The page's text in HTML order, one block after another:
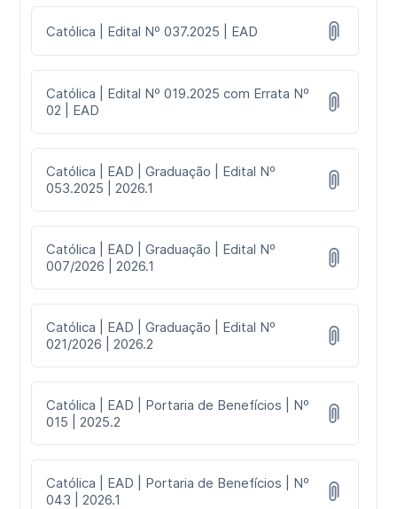
Católica | Edital Nº 037.2025 | EAD
Católica | Edital Nº 019.2025 com Errata Nº
02 | EAD
Católica | EAD | Graduação | Edital Nº
053.2025 | 2026.1
Católica | EAD | Graduação | Edital Nº
007/2026 | 2026.1
Católica | EAD | Graduação | Edital Nº
021/2026 | 2026.2
Católica | EAD | Portaria de Benefícios | Nº
015 | 2025.2
Católica | EAD | Portaria de Benefícios | Nº
043 | 2026.1